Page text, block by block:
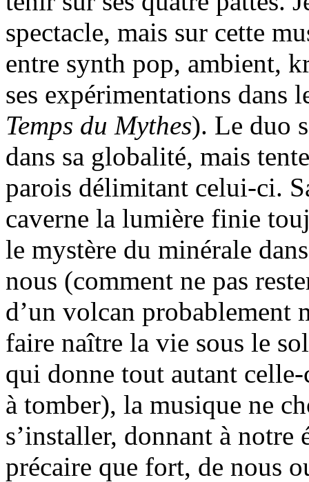
spectacle, mais sur cette
entre synth pop, ambient,
ses expérimentations dans
Temps du Mythes). Le duo
dans sa globalité, mais
parois délimitant celui-ci.
caverne la lumière finie
le mystère du minérale
nous (comment ne pas
d’un volcan
faire naître la vie sous le
qui donne tout autant
à tomber), la musique ne
s’installer, donnant à
précaire que fort, de nous